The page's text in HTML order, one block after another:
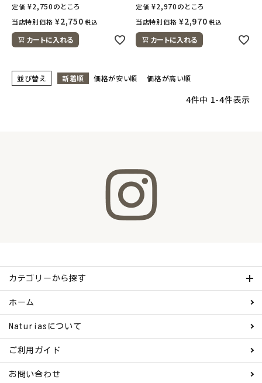
アルモニベルツ
コラム・スタッフのおすすめ
ご利用ガイド等
定価 ¥2,750のところ
当店特別価格 ¥2,750 税込
カートに入れる
定価 ¥2,970のところ
当店特別価格 ¥2,970 税込
カートに入れる
並び替え 新着順 価格が安い順 価格が高い順
4件中 1-4件表示
カテゴリーから探す
ホーム
Naturiasについて
ご利用ガイド
お問い合わせ